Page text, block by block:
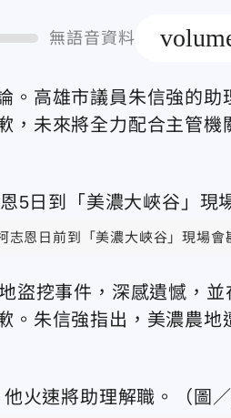
無語音資料
。高雄市議員朱信強的助
，未來將全力配合主管機
志恩日前到「美濃大峽谷」現場會
盜挖事件，深感遺憾，並
。朱信強指出，美濃農地